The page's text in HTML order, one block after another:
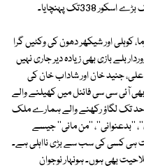
پہنچایا۔
کوہلی اور شیکھر دھون کی وکٹیں گرا
بلے بازی بھی زیادہ دیر جاری نہیں
جنید خان اور شاداب خان کی
آئی سی سی فائنل میں کھیلنے والے
تک لگاؤ رکھنے والے ہمارے ملک
''بدعنوانی''، ''من مانی'' جیسے
ہی کسی کی سب سے بڑی نااہلی ہے۔
بھی ہوں۔ ہونہار نوجوان